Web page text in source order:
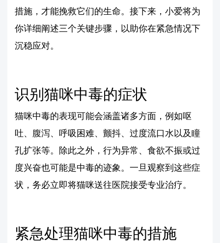
措施，才能挽救它们的生命。接下来，小爱将为
你详细阐述三个关键步骤，以助你在紧急情况下
沉稳应对。
识别猫咪中毒的症状
猫咪中毒的表现可能会涵盖诸多方面，例如呕
吐、腹泻、呼吸困难、颤抖、过度流口水以及瞳
孔扩张等。除此之外，行为异常、食欲不振或过
度兴奋也可能是中毒的迹象。一旦观察到这些症
状，务必立即将猫咪送往医院接受专业治疗。
紧急处理猫咪中毒的措施